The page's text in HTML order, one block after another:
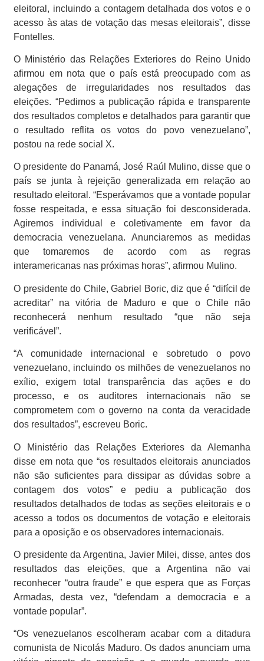
eleitoral, incluindo a contagem detalhada dos votos e o
acesso às atas de votação das mesas eleitorais”, disse
Fontelles.
O Ministério das Relações Exteriores do Reino Unido
afirmou em nota que o país está preocupado com as
alegações de irregularidades nos resultados das
eleições. “Pedimos a publicação rápida e transparente
dos resultados completos e detalhados para garantir que
o resultado reflita os votos do povo venezuelano”,
postou na rede social X.
O presidente do Panamá, José Raúl Mulino, disse que o
país se junta à rejeição generalizada em relação ao
resultado eleitoral. “Esperávamos que a vontade popular
fosse respeitada, e essa situação foi desconsiderada.
Agiremos individual e coletivamente em favor da
democracia venezuelana. Anunciaremos as medidas
que tomaremos de acordo com as regras
interamericanas nas próximas horas”, afirmou Mulino.
O presidente do Chile, Gabriel Boric, diz que é “difícil de
acreditar” na vitória de Maduro e que o Chile não
reconhecerá nenhum resultado “que não seja
verificável”.
“A comunidade internacional e sobretudo o povo
venezuelano, incluindo os milhões de venezuelanos no
exílio, exigem total transparência das ações e do
processo, e os auditores internacionais não se
comprometem com o governo na conta da veracidade
dos resultados”, escreveu Boric.
O Ministério das Relações Exteriores da Alemanha
disse em nota que “os resultados eleitorais anunciados
não são suficientes para dissipar as dúvidas sobre a
contagem dos votos” e pediu a publicação dos
resultados detalhados de todas as seções eleitorais e o
acesso a todos os documentos de votação e eleitorais
para a oposição e os observadores internacionais.
O presidente da Argentina, Javier Milei, disse, antes dos
resultados das eleições, que a Argentina não vai
reconhecer “outra fraude” e que espera que as Forças
Armadas, desta vez, “defendam a democracia e a
vontade popular”.
“Os venezuelanos escolheram acabar com a ditadura
comunista de Nicolás Maduro. Os dados anunciam uma